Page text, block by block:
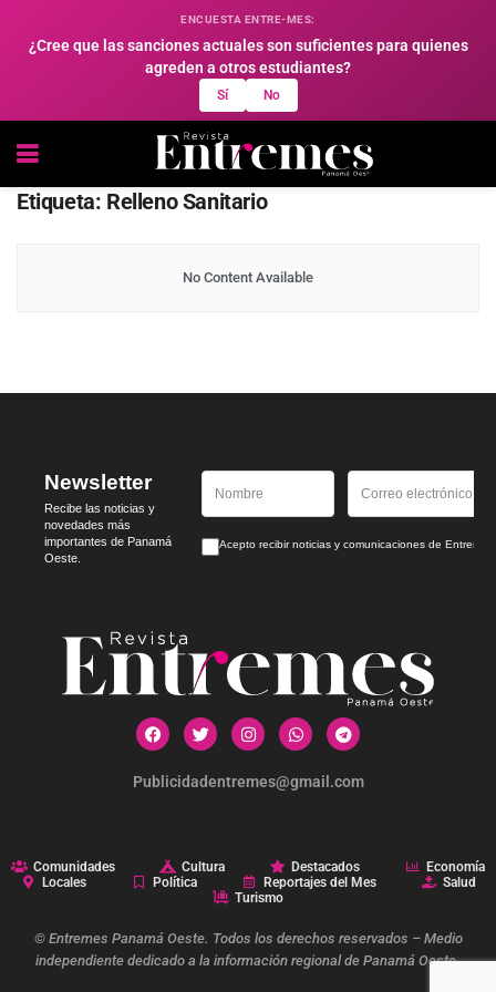
ENCUESTA ENTRE-MES:
¿Cree que las sanciones actuales son suficientes para quienes
agreden a otros estudiantes?
Sí No
Etiqueta: Relleno Sanitario
No Content Available
Newsletter
Recibe las noticias y
novedades más
importantes de Panamá
Oeste.
Acepto recibir noticias y comunicaciones de
Publicidadentremes@gmail.com
Comunidades Cultura Destacados
Economía
Locales
Política Reportajes del Mes
Salud
Turismo
© Entremes Panamá Oeste. Todos los derechos reservados – Medio
independiente dedicado a la información regional de Panamá Oeste.